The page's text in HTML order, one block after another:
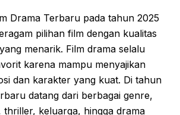
Drama Terbaru pada tahun 2025
pilihan film dengan kualitas
menarik. Film drama selalu
karena mampu menyajikan
dan karakter yang kuat. Di tahun
datang dari berbagai genre,
thriller, keluarga, hingga drama